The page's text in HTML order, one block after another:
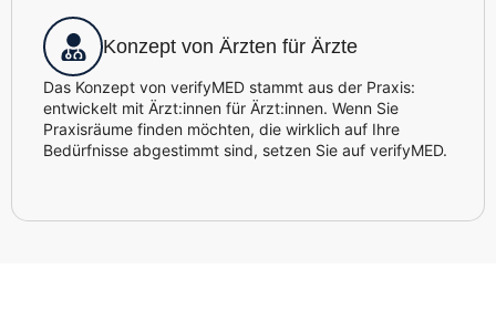
Konzept von Ärzten für Ärzte
Das Konzept von verifyMED stammt aus der Praxis:
entwickelt mit Ärzt:innen für Ärzt:innen. Wenn Sie
Praxisräume finden möchten, die wirklich auf Ihre
Bedürfnisse abgestimmt sind, setzen Sie auf verifyMED.